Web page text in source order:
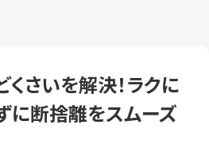
さいを解決！ラクに
に断捨離をスムーズ